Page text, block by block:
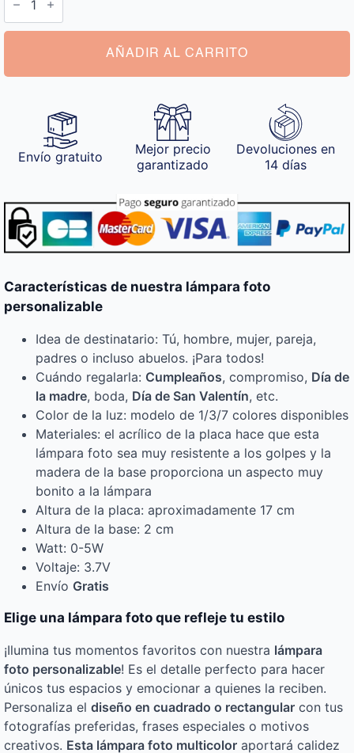
Foto
cantidad
AÑADIR AL CARRITO
Envío gratuito
Mejor precio
garantizado
Devoluciones en
14 días
Características de nuestra lámpara foto
personalizable
Idea de destinatario: Tú, hombre, mujer, pareja,
padres o incluso abuelos. ¡Para todos!
Cuándo regalarla: Cumpleaños, compromiso, Día de
la madre, boda, Día de San Valentín, etc.
Color de la luz: modelo de 1/3/7 colores disponibles
Materiales: el acrílico de la placa hace que esta
lámpara foto sea muy resistente a los golpes y la
madera de la base proporciona un aspecto muy
bonito a la lámpara
Altura de la placa: aproximadamente 17 cm
Altura de la base: 2 cm
Watt: 0-5W
Voltaje: 3.7V
Envío Gratis
Elige una lámpara foto que refleje tu estilo
¡Ilumina tus momentos favoritos con nuestra lámpara
foto personalizable! Es el detalle perfecto para hacer
únicos tus espacios y emocionar a quienes la reciben.
Personaliza el diseño en cuadrado o rectangular con tus
fotografías preferidas, frases especiales o motivos
creativos. Esta lámpara foto multicolor aportará calidez